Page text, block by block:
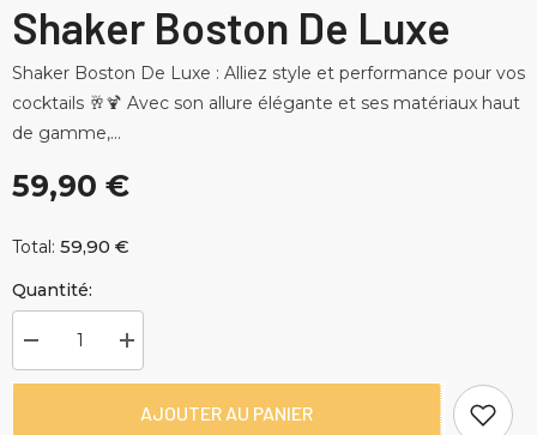
Shaker Boston De Luxe
Shaker Boston De Luxe : Alliez style et performance pour vos
cocktails 🥂🍹 Avec son allure élégante et ses matériaux haut
de gamme,...
59,90 €
Total: 59,90 €
Quantité:
Diminuer
la
quantité
Augmenter
la
quantité
Shaker
AJOUTER AU PANIER